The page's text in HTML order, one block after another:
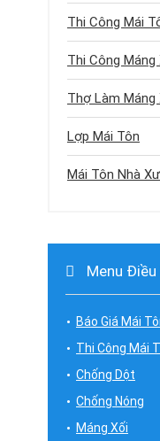
Thi Công Mái
Thi Công Máng
Thợ Làm Máng
Lợp Mái Tôn
Mái Tôn Nhà
Menu
Báo Giá Mái
Thi Công Mái
Chống Dột
Chống Nóng
Máng Xối